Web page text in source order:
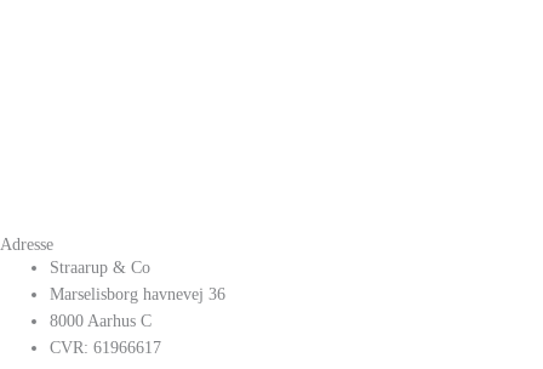
Adresse
Straarup & Co
Marselisborg havnevej 36
8000 Aarhus C
CVR: 61966617